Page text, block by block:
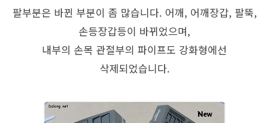
팔부분은 바뀐 부분이 좀 많습니다. 어깨, 어깨장갑, 팔뚝,
손등장갑등이 바뀌었으며,
내부의 손목 관절부의 파이프도 강화형에선
삭제되었습니다.